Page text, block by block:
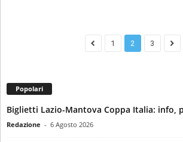
1 2 3
Popolari
Biglietti Lazio-Mantova Coppa Italia: info,
Redazione - 6 Agosto 2026